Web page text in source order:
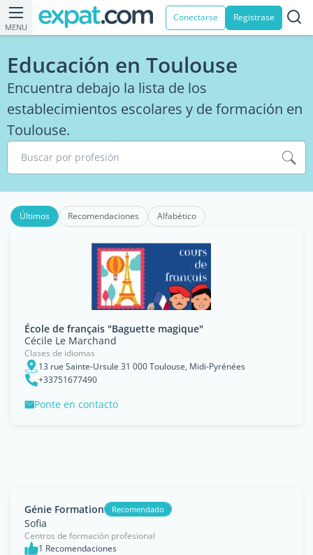
MENU
Conectarse Registrase
Educación en Toulouse
Encuentra debajo la lista de los
establecimientos escolares y de formación en
Toulouse.
Buscar por profesión
Últimos Recomendaciones Alfabético
École de français "Baguette magique"
Cécile Le Marchand
Clases de idiomas
13 rue Sainte-Ursule 31 000 Toulouse, Midi-Pyrénées
+33751677490
Ponte en contacto
Génie Formation Recomendado
Sofia
Centros de formación profesional
1 Recomendaciones